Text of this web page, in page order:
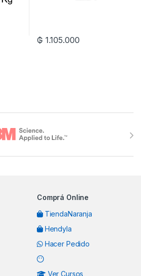
₲ 1.105.000
Comprá Online
TiendaNaranja
Hendyla
Hacer Pedido
Ver Cursos